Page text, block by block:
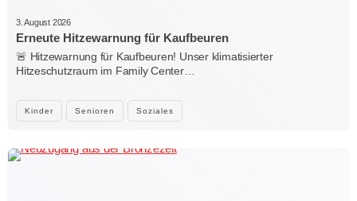
Kinder Senioren Soziales
3. August 2026
Erneute Hitzewarnung für Kaufbeuren
🚨 Hitzewarnung für Kaufbeuren! Unser klimatisierter
Hitzeschutzraum im Family Center…